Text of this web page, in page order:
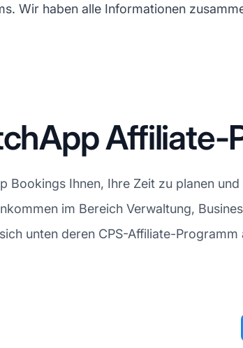
Wir haben alle Informationen
Affiliate-
Bookings Ihnen, Ihre Zeit zu planen
im Bereich Verwaltung,
unten deren CPS-Affiliate-Programm